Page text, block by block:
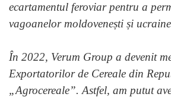
ecartamentul feroviar pentru a
vagoanelor moldovenești și
În 2022, Verum Group a devenit
Exportatorilor de Cereale din
„Agrocereale”. Astfel, am putut